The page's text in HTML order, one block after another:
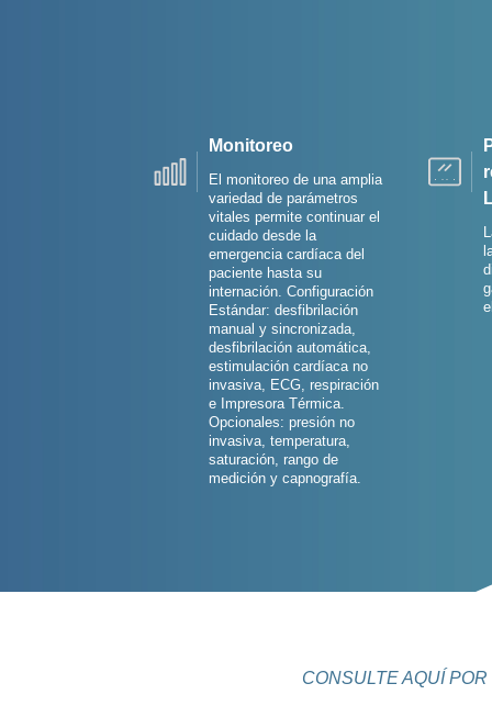
Monitoreo
El monitoreo de una amplia
variedad de parámetros
vitales permite continuar el
cuidado desde la
emergencia cardíaca del
paciente hasta su
internación. Configuración
Estándar: desfibrilación
manual y sincronizada,
desfibrilación automática,
estimulación cardíaca no
invasiva, ECG, respiración
e Impresora Térmica.
Opcionales: presión no
invasiva, temperatura,
saturación, rango de
medición y capnografía.
CONSULTE AQUÍ